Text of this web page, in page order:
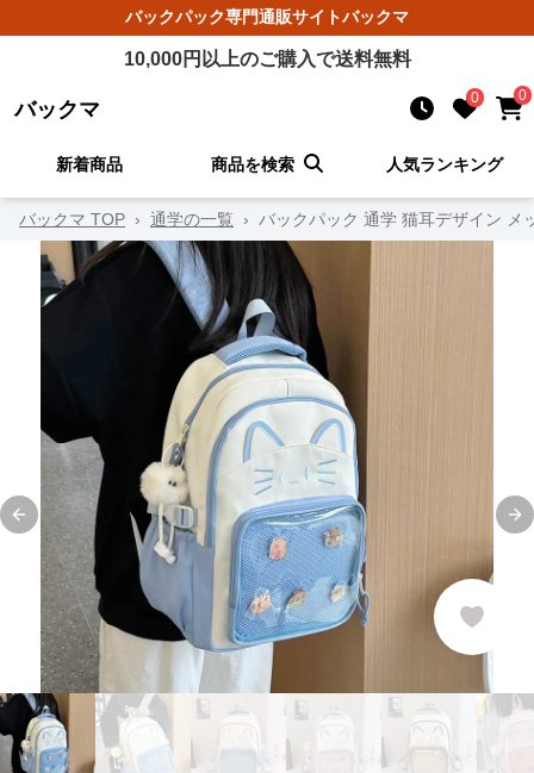
バックパック専門通販サイトバックマ
10,000円以上のご購入で送料無料
バックマ 0 0
新着商品 商品を検索 人気ランキング
バックマ TOP › 通学の一覧 › バックパック 通学 猫耳デザイン メ
Previous slide